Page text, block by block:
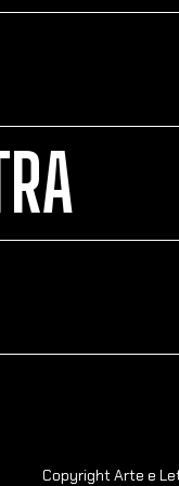
Copyright Arte e